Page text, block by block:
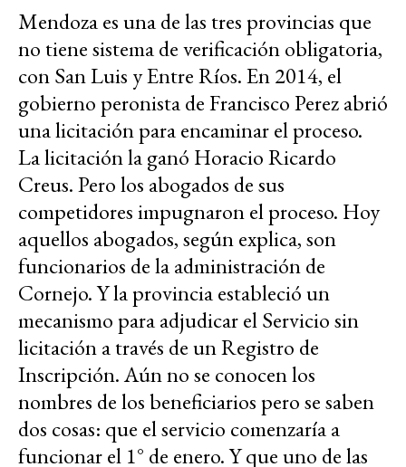
Mendoza es una de las tres provincias que
no tiene sistema de verificación obligatoria,
con San Luis y Entre Ríos. En 2014, el
gobierno peronista de Francisco Perez abrió
una licitación para encaminar el proceso.
La licitación la ganó Horacio Ricardo
Creus. Pero los abogados de sus
competidores impugnaron el proceso. Hoy
aquellos abogados, según explica, son
funcionarios de la administración de
Cornejo. Y la provincia estableció un
mecanismo para adjudicar el Servicio sin
licitación a través de un Registro de
Inscripción. Aún no se conocen los
nombres de los beneficiarios pero se saben
dos cosas: que el servicio comenzaría a
funcionar el 1° de enero. Y que uno de las